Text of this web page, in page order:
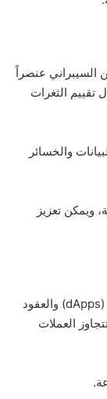
السيبراني عنصراً
تقييم الثغرات
والخسائر
ويمكن تعزيز
يقوم مطورو بلوكتشين بتطوير تطبيقات لامركزية (dApps) والعقود
العملات